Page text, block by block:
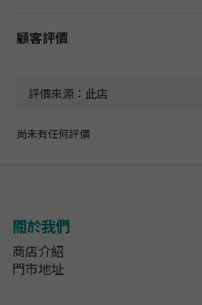
顧客評價
尚未有任何評價
關於我們
商店介紹
門市地址